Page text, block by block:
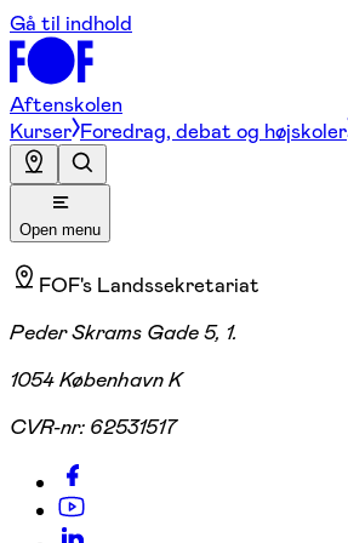
Gå til indhold
Aftenskolen
Kurser Foredrag, debat og højskoler
Open menu
FOF's Landssekretariat
Peder Skrams Gade 5, 1.
1054 København K
CVR-nr: 62531517